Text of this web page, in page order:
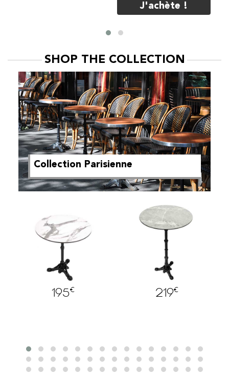
J'achète !
SHOP THE COLLECTION
Collection Parisienne
195€ 219€